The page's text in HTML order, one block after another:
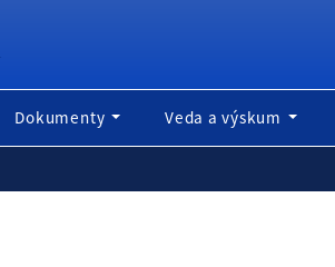
Dokumenty Veda a výskum